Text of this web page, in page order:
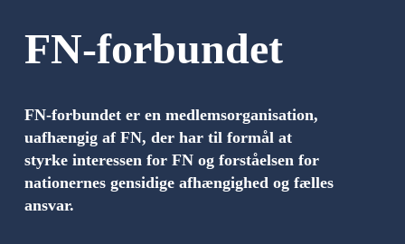
FN-forbundet
FN-forbundet er en medlemsorganisation,
uafhængig af FN, der har til formål at
styrke interessen for FN og forståelsen for
nationernes gensidige afhængighed og fælles
ansvar.